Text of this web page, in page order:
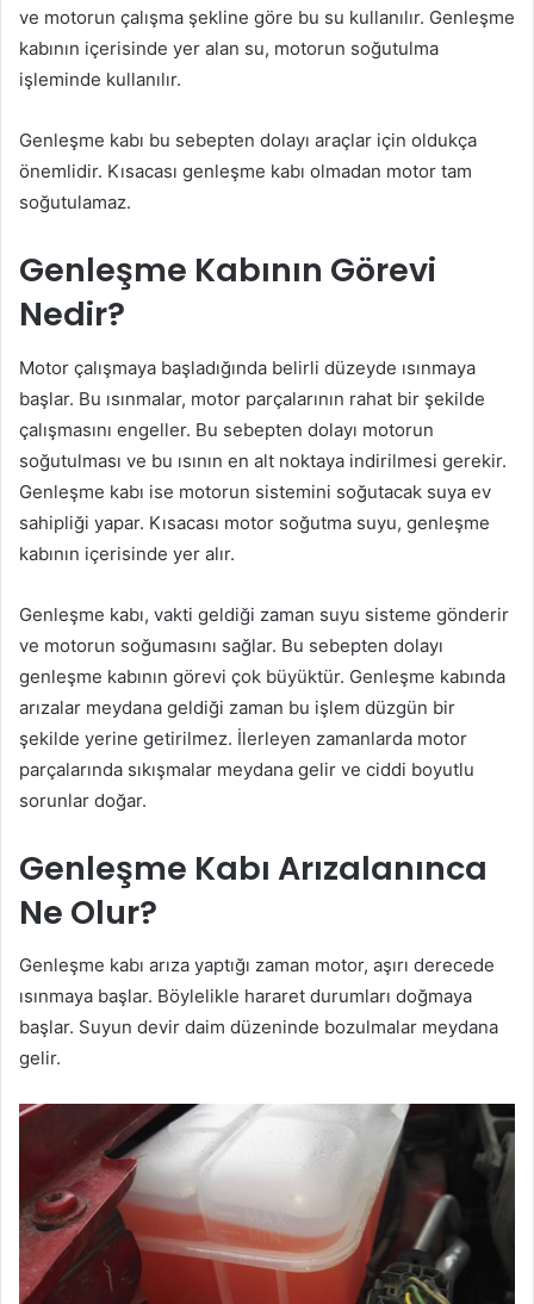
ve motorun çalışma şekline göre bu su kullanılır. Genleşme
kabının içerisinde yer alan su, motorun soğutulma
işleminde kullanılır.
Genleşme kabı bu sebepten dolayı araçlar için oldukça
önemlidir. Kısacası genleşme kabı olmadan motor tam
soğutulamaz.
Genleşme Kabının Görevi
Nedir?
Motor çalışmaya başladığında belirli düzeyde ısınmaya
başlar. Bu ısınmalar, motor parçalarının rahat bir şekilde
çalışmasını engeller. Bu sebepten dolayı motorun
soğutulması ve bu ısının en alt noktaya indirilmesi gerekir.
Genleşme kabı ise motorun sistemini soğutacak suya ev
sahipliği yapar. Kısacası motor soğutma suyu, genleşme
kabının içerisinde yer alır.
Genleşme kabı, vakti geldiği zaman suyu sisteme gönderir
ve motorun soğumasını sağlar. Bu sebepten dolayı
genleşme kabının görevi çok büyüktür. Genleşme kabında
arızalar meydana geldiği zaman bu işlem düzgün bir
şekilde yerine getirilmez. İlerleyen zamanlarda motor
parçalarında sıkışmalar meydana gelir ve ciddi boyutlu
sorunlar doğar.
Genleşme Kabı Arızalanınca
Ne Olur?
Genleşme kabı arıza yaptığı zaman motor, aşırı derecede
ısınmaya başlar. Böylelikle hararet durumları doğmaya
başlar. Suyun devir daim düzeninde bozulmalar meydana
gelir.